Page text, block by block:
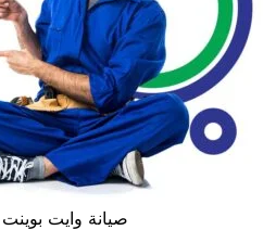
صيانة وايت بوينت